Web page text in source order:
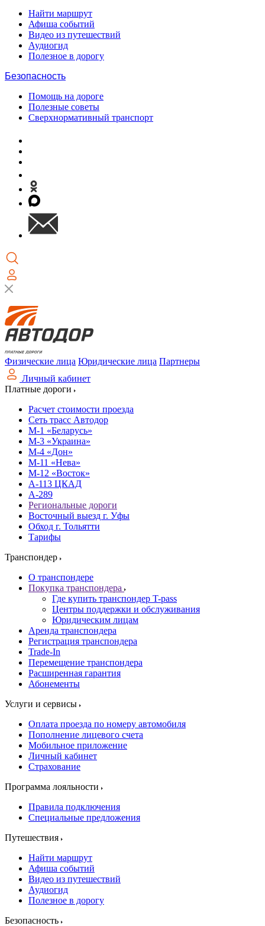
Найти маршрут
Афиша событий
Видео из путешествий
Аудиогид
Полезное в дорогу
Безопасность
Помощь на дороге
Полезные советы
Сверхнормативный транспорт
Физические лица Юридические лица Партнеры
Личный кабинет
Платные дороги
Расчет стоимости проезда
Сеть трасс Автодор
М-1 «Беларусь»
М-3 «Украина»
М-4 «Дон»
М-11 «Нева»
М-12 «Восток»
А-113 ЦКАД
А-289
Региональные дороги
Восточный выезд г. Уфы
Обход г. Тольятти
Тарифы
Транспондер
О транспондере
Покупка транспондера
Где купить транспондер T-pass
Центры поддержки и обслуживания
Юридическим лицам
Аренда транспондера
Регистрация транспондера
Trade-In
Перемещение транспондера
Расширенная гарантия
Абонементы
Услуги и сервисы
Оплата проезда по номеру автомобиля
Пополнение лицевого счета
Мобильное приложение
Личный кабинет
Страхование
Программа лояльности
Правила подключения
Специальные предложения
Путешествия
Найти маршрут
Афиша событий
Видео из путешествий
Аудиогид
Полезное в дорогу
Безопасность